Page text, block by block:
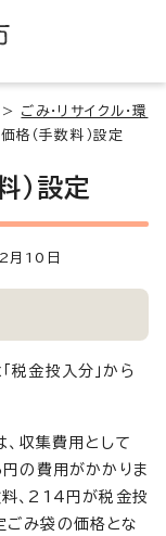
> ごみ・リサイクル・環
格（手数料）設定
）設定
月10日
税金投入分」から
収集費用として
の費用がかかりま
料、214円が税金投
ごみ袋の価格とな